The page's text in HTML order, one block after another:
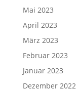
Mai 2023
April 2023
März 2023
Februar 2023
Januar 2023
Dezember 2022